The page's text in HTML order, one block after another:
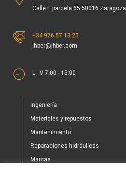
Calle E parcela 65 50016 Zaragoza
+34 976 57 13 25
ihber@ihber.com
L - V 7:00 - 15:00
Ingeniería
Materiales y repuestos
Mantenimiento
Reparaciones hidráulicas
Marcas